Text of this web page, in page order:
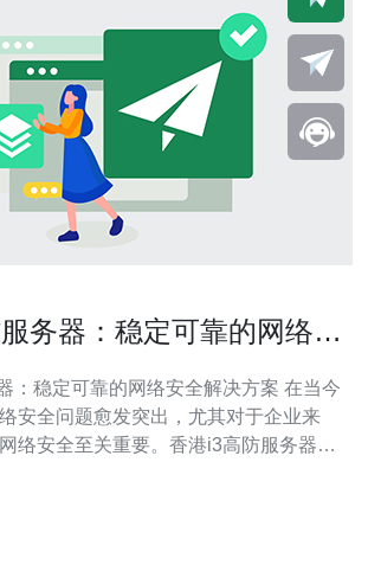
务器：稳定可靠的网络安
稳定可靠的网络安全解决方案 在当今
安全问题愈发突出，尤其对于企业来
络安全至关重要。香港i3高防服务器作
具有高防护能力的服务器，能够有效抵